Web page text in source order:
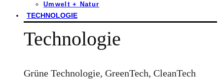
Umwelt + Natur
TECHNOLOGIE
Technologie
Grüne Technologie, GreenTech, CleanTech